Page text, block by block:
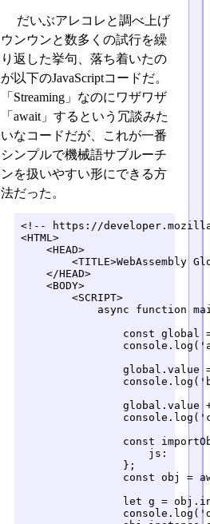
だいぶアレコレと調べ上げ
ウンウンと数多くの試行を繰
り返した挙句、落ち着いたの
が以下のJavaScriptコードだ。
「Streaming」なのにワザワザ
「await」するという冗談みた
いなコードだが、これが一番
シンプルで機械語サブルーチ
ンを扱いやすい形にできる方
法だった。
<!-- https://
<HTML>
    <HEAD>
<TITLE>WebAssembly
    </HEAD>
    <BODY>
        <SCRIPT>
async function
const global
global.value
global.value
const
js:
                };
const obj =
let g =